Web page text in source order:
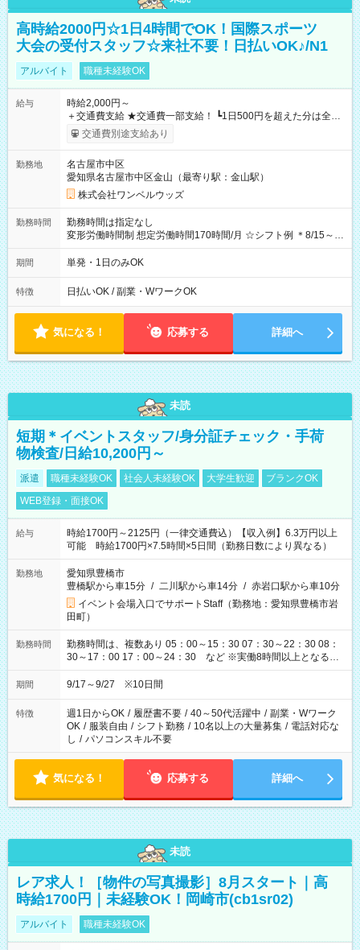
高時給2000円☆1日4時間でOK！国際スポーツ
大会の受付スタッフ☆来社不要！日払いOK♪/N1
アルバイト 職種未経験OK
給与
時給2,000円～
＋交通費支給 ★交通費一部支給！ ┗1日500円を超えた分は全額
支給！ ※往復500円以内の方は自己負担となります ★日払い
OK！（規定あり） ┗働いたその日に現金GET♪ お仕事後はコン
期間なし
交通費別途支給あり
勤務地
名古屋市中区
愛知県名古屋市中区金山（最寄り駅：金山駅）
株式会社ワンベルウッズ
勤務時間
勤務時間は指定なし
変形労働時間制 想定労働時間170時間/月 ☆シフト例 ＊8/15～
10/26 全日共通 08：00～12：00 17：00～21：00 ＊8/31
～9/19のみ下記シフトもあります！ 12：00～16：00 ＊9/6～
00
期間 単発・1日のみOK
特徴 日払いOK / 副業・WワークOK
気になる！ 応募する 詳細へ
未読
短期＊イベントスタッフ/身分証チェック・手荷
物検査/日給10,200円～
派遣 職種未経験OK 社会人未経験OK 大学生歓迎
ブランクOK
WEB登録・面接OK
給与
時給1700円～2125円（一律交通費込）【収入例】6.3万円以上
可能 時給1700円×7.5時間×5日間（勤務日数により異なる）
勤務地
愛知県豊橋市
豊橋駅から車15分 / 二川駅から車14分 / 赤岩口駅から車10分
イベント会場入口でサポートStaff（勤務地：愛知県豊橋市岩
田町）
勤務時間
勤務時間は、複数あり 05：00～15：30 07：30～22：30 08：
30～17：00 17：00～24：30 など ※実働8時間以上となる勤
務もあります。 【休憩】60分+他休憩あり 交替で取得します。
安全面に配慮しこまめな休憩があります。
期間 9/17～9/27 ※10日間
特徴 週1日からOK / 履歴書不要 / 40～50代活躍中 / 副業・Wワーク
OK / 服装自由 / シフト勤務 / 10名以上の大量募集 / 電話対応な
し / パソコンスキル不要
気になる！ 応募する 詳細へ
未読
レア求人！［物件の写真撮影］8月スタート｜高
時給1700円｜未経験OK！岡崎市(cb1sr02)
アルバイト 職種未経験OK